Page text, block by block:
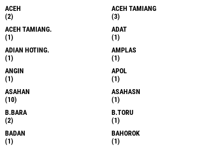
ACEH
(2)
ACEH TAMIANG
(3)
ACEH TAMIANG.
(1)
ADAT
(1)
ADIAN HOTING.
(1)
AMPLAS
(1)
ANGIN
(1)
APOL
(1)
ASAHAN
(10)
ASAHASN
(1)
B.BARA
(2)
B.TORU
(1)
BADAN
(1)
BAHOROK
(1)